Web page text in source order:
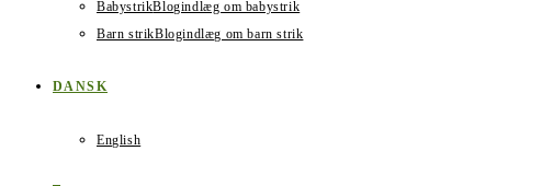
BabystrikBlogindlæg om babystrik
Barn strikBlogindlæg om barn strik
DANSK
English